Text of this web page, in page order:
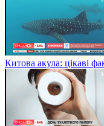
Китова акула: цікаві